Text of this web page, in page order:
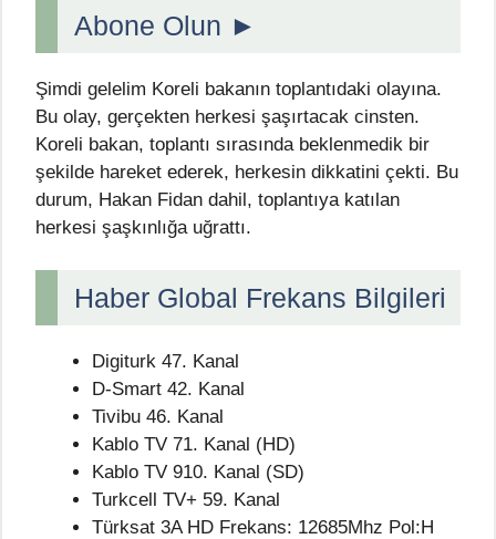
Abone Olun ►
Şimdi gelelim Koreli bakanın toplantıdaki olayına.
Bu olay, gerçekten herkesi şaşırtacak cinsten.
Koreli bakan, toplantı sırasında beklenmedik bir
şekilde hareket ederek, herkesin dikkatini çekti. Bu
durum, Hakan Fidan dahil, toplantıya katılan
herkesi şaşkınlığa uğrattı.
Haber Global Frekans Bilgileri
Digiturk 47. Kanal
D-Smart 42. Kanal
Tivibu 46. Kanal
Kablo TV 71. Kanal (HD)
Kablo TV 910. Kanal (SD)
Turkcell TV+ 59. Kanal
Türksat 3A HD Frekans: 12685Mhz Pol:H